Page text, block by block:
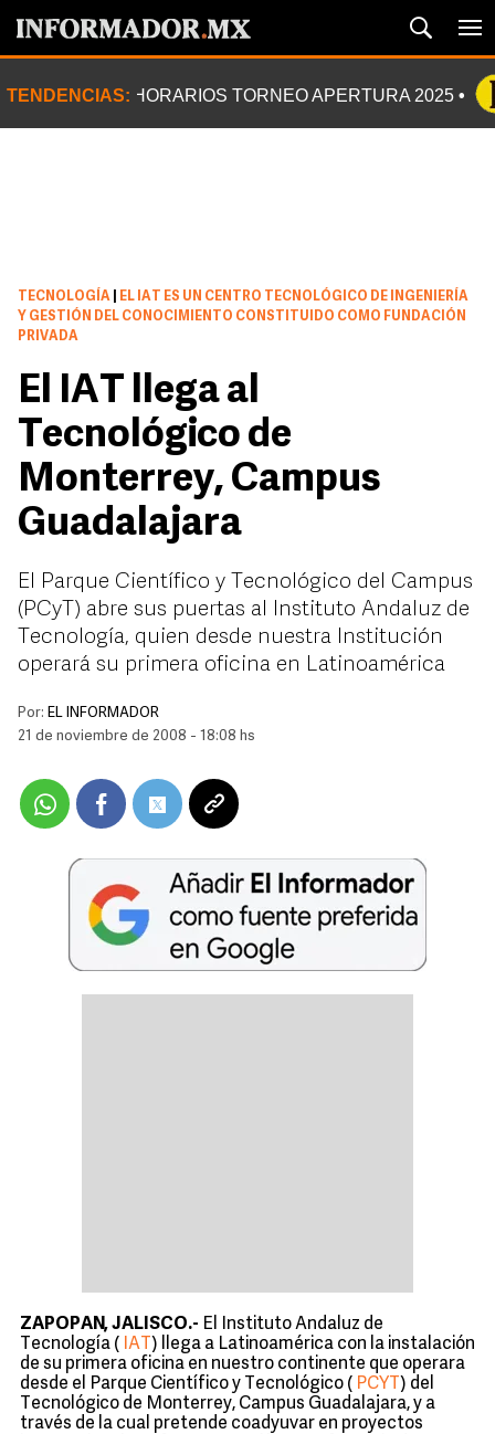
TENDENCIAS: HORARIOS TORNEO APERTURA 2025
TECNOLOGÍA
EL IAT ES UN CENTRO TECNOLÓGICO DE INGENIERÍA
Y GESTIÓN DEL CONOCIMIENTO CONSTITUIDO COMO FUNDACIÓN
PRIVADA
El IAT llega al
Tecnológico de
Monterrey, Campus
Guadalajara
El Parque Científico y Tecnológico del Campus
(PCyT) abre sus puertas al Instituto Andaluz de
Tecnología, quien desde nuestra Institución
operará su primera oficina en Latinoamérica
Por: EL INFORMADOR
21 de noviembre de 2008 - 18:08 hs
ZAPOPAN, JALISCO.- El Instituto Andaluz de
Tecnología ( IAT ) llega a Latinoamérica con la instalación
de su primera oficina en nuestro continente que operara
desde el Parque Científico y Tecnológico ( PCYT ) del
Tecnológico de Monterrey, Campus Guadalajara, y a
través de la cual pretende coadyuvar en proyectos